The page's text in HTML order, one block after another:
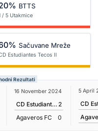
BTTS
/ 5 Utakmice
Sačuvane Mreže
Estudiantes Tecos II
Rezultati
16 November 2024
CD Estudiantes Tecos II 2
Agaveros FC
0
5 April